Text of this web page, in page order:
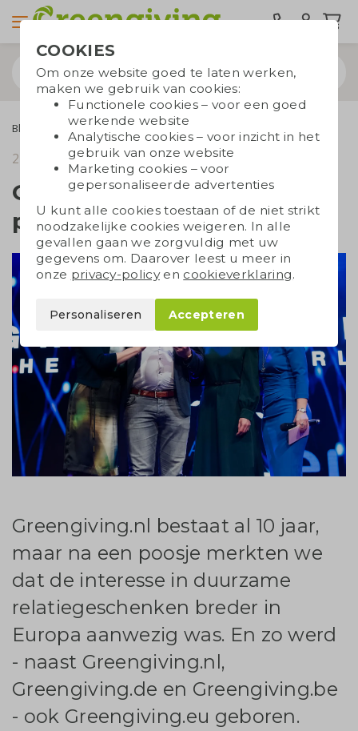
Blogs
21 november 2019 leestijd 3 min.
Greengiving wint de eerste
prijs bij de .eu Web Awards!
Greengiving.nl bestaat al 10 jaar,
maar na een poosje merkten we
dat de interesse in duurzame
relatiegeschenken breder in
Europa aanwezig was. En zo werd
- naast Greengiving.nl,
Greengiving.de en Greengiving.be
- ook Greengiving.eu geboren.
COOKIES
Om onze website goed te laten werken,
maken we gebruik van cookies:
Functionele cookies – voor een goed
werkende website
Analytische cookies – voor inzicht in het
gebruik van onze website
Marketing cookies – voor
gepersonaliseerde advertenties
U kunt alle cookies toestaan of de niet strikt
noodzakelijke cookies weigeren. In alle
gevallen gaan we zorgvuldig met uw
gegevens om. Daarover leest u meer in
onze privacy-policyen cookieverklaring.
Personaliseren Accepteren